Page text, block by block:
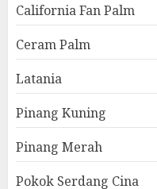
California Fan Palm
Ceram Palm
Latania
Pinang Kuning
Pinang Merah
Pokok Serdang Cina